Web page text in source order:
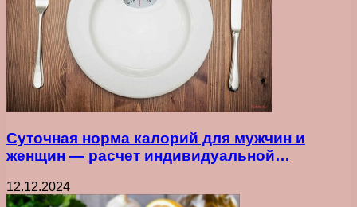
Суточная норма калорий для мужчин и
женщин — расчет индивидуальной…
12.12.2024